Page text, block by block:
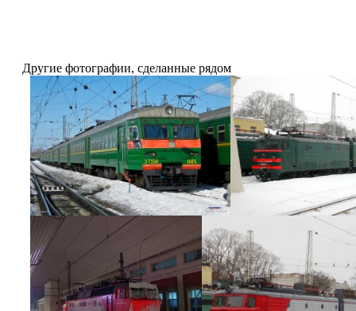
Другие фотографии, сделанные рядом